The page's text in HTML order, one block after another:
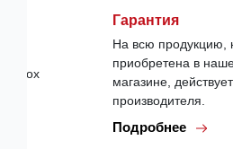
Гарантия
На всю продукцию,
приобретена в
магазине,
производителя.
Подробнее